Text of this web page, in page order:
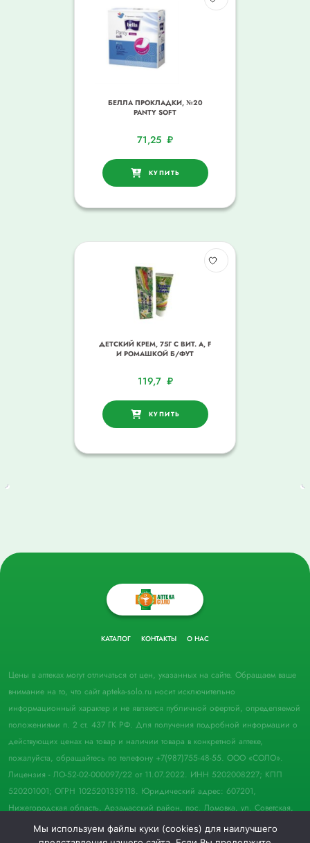
БЕЛЛА ПРОКЛАДКИ, №20
PANTY SOFT
71,25 ₽
КУПИТЬ
ДЕТСКИЙ КРЕМ, 75Г С ВИТ. А, F
И РОМАШКОЙ Б/ФУТ
119,7 ₽
КУПИТЬ
КАТАЛОГ КОНТАКТЫ О НАС
Цены в аптеках могут отличаться от цен, указанных на сайте. Обращаем ваше
внимание на то, что сайт apteka-solo.ru носит исключительно
информационный характер и не является публичной офертой, определяемой
положениями п. 2 ст. 437 ГК РФ. Для получения подробной информации о
действующих ценах на товар и наличии товара в конкретной аптеке,
пожалуйста, обращайтесь по телефону +7(987)755-48-55. ООО «СОЛО».
Лицензия - ЛО-52-02-000097/22 от 11.07.2022. ИНН 5202008227; КПП
520201001; ОГРН 1025201339118. Юридический адрес: 607201,
Нижегородская область, Арзамасский район, пос. Ломовка, ул. Советская,
д. 33, пом. 21.
Мы используем файлы куки (cookies) для наилучшего